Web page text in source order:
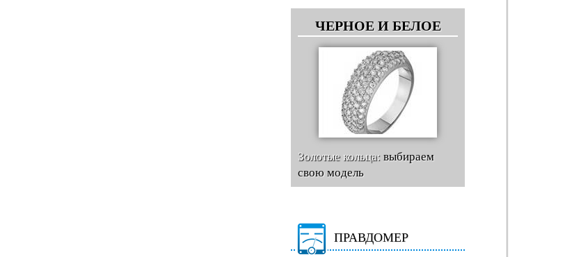
ЧЕРНОЕ И БЕЛОЕ
Золотые кольца:выбираем
свою модель
ПРАВДОМЕР